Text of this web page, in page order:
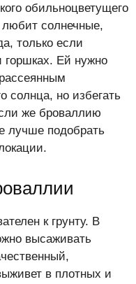
обильноцветущего
солнечные,
только если
горшках. Ей нужно
солнца, но избегать
же броваллию
лучше подобрать
к грунту. В
высаживать
в плотных и